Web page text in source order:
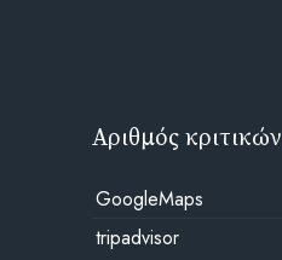
Αριθμός κριτικών
GoogleMaps
tripadvisor